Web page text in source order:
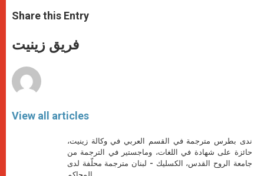
t
s
p
p
s
e
g
e
e
b
o
k
Share this Entry
فريق زينيت
View all articles
ندى بطرس مترجمة في القسم العربي في وكالة زينيت،
حائزة على شهادة في اللغات، وماجستير في الترجمة من
جامعة الروح القدس، الكسليك - لبنان مترجمة محلّفة لدى